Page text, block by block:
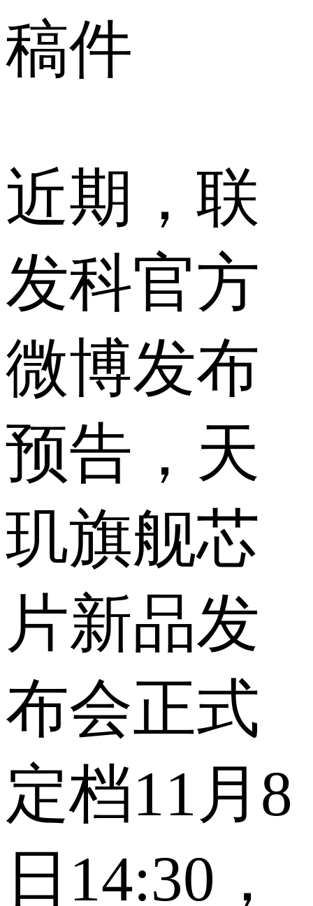
稿件
近期，联
发科官方
微博发布
预告，天
玑旗舰芯
片新品发
布会正式
定档11月8
日14:30，